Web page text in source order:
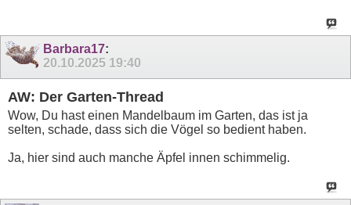
Barbara17:
20.10.2025 19:40
AW: Der Garten-Thread
Wow, Du hast einen Mandelbaum im Garten, das ist ja
selten, schade, dass sich die Vögel so bedient haben.
Ja, hier sind auch manche Äpfel innen schimmelig.